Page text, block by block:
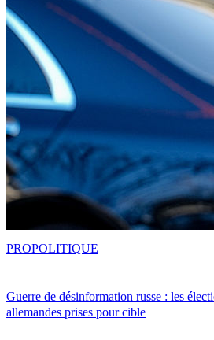
Guerre de désinformation russe : les
allemandes prises pour cible
PROPOLITIQUE